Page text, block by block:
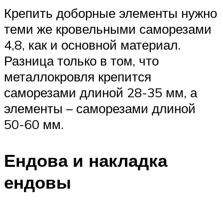
Крепить доборные элементы нужно
теми же кровельными саморезами
4,8, как и основной материал.
Разница только в том, что
металлокровля крепится
саморезами длиной 28-35 мм, а
элементы – саморезами длиной
50-60 мм.
Ендова и накладка
ендовы